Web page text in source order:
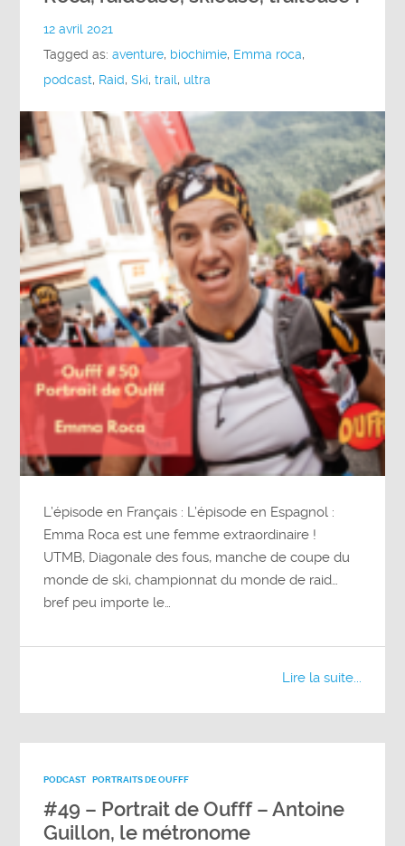
12 avril 2021
Tagged as:aventure, biochimie, Emma roca,
podcast, Raid,Ski,trail, ultra
L’épisode en Français : L’épisode en Espagnol :
Emma Roca est une femme extraordinaire !
UTMB, Diagonale des fous, manche de coupe du
monde de ski, championnat du monde de raid…
bref peu importe le…
Lire la suite...
PODCAST PORTRAITS DE OUFFF
#49 – Portrait de Oufff – Antoine
Guillon, le métronome